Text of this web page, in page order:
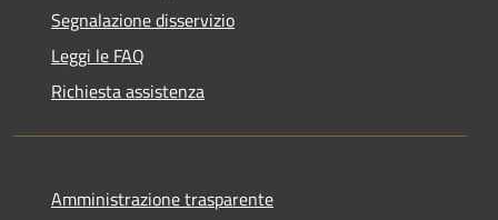
Segnalazione disservizio
Leggi le FAQ
Richiesta assistenza
Amministrazione trasparente